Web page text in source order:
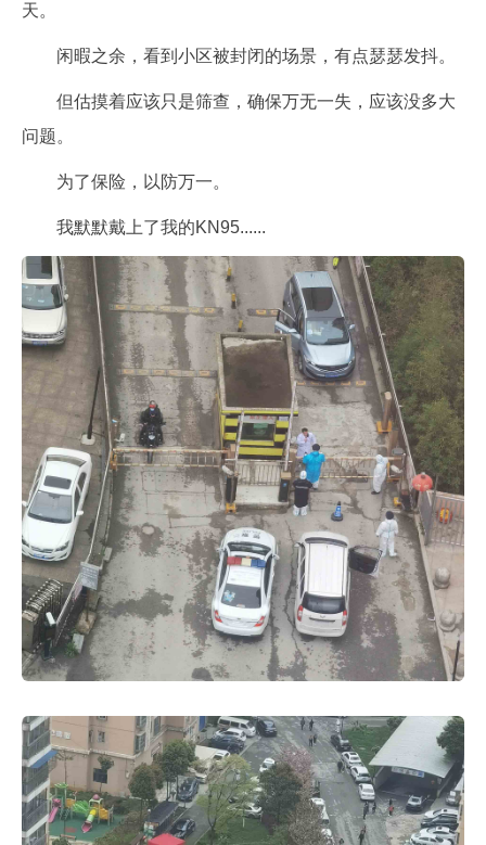
天。
闲暇之余，看到小区被封闭的场景，有点瑟瑟发抖。
但估摸着应该只是筛查，确保万无一失，应该没多大
问题。
为了保险，以防万一。
我默默戴上了我的KN95......